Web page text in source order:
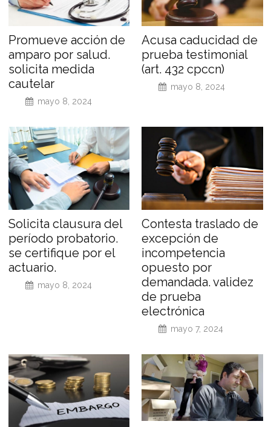
Promueve acción de
amparo por salud.
solicita medida
cautelar
mayo 8, 2024
Acusa caducidad de
prueba testimonial
(art. 432 cpccn)
mayo 8, 2024
Solicita clausura del
período probatorio.
se certifique por el
actuario.
mayo 8, 2024
Contesta traslado de
excepción de
incompetencia
opuesto por
demandada. validez
de prueba
electrónica
mayo 7, 2024